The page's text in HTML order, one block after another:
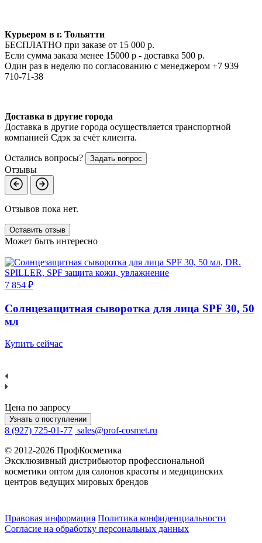
Курьером в г. Тольятти
БЕСПЛАТНО при заказе от 15 000 р.
Если сумма заказа менее 15000 р - доставка 500 р.
Один раз в неделю по согласованию с менеджером +7 939
710-71-38
Доставка в другие города
Доставка в другие города осуществляется транспортной
компанией Сдэк за счёт клиента.
Остались вопросы? Задать вопрос
Отзывы
Отзывов пока нет.
Оставить отзыв
Может быть интересно
7 854 ₽
Солнцезащитная сыворотка для лица SPF 30, 50
мл
Купить сейчас
Цена по запросу
Узнать о поступлении
8 (927) 725-01-77 sales@prof-cosmet.ru
© 2012-2026 ПрофКосметика
Эксклюзивный дистрибьютор профессиональной
косметики оптом для салонов красоты и медицинских
центров ведущих мировых брендов
Правовая информация Политика конфиденциальности
Согласие на обработку персональных данных